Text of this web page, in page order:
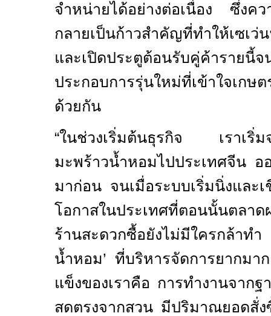
จำหน่ายได้อย่างต่อเนื่อง ซึ่งคว
กลายเป็นก้าวสำคัญที่ทำให้เซ
และเปิดประตูต้อนรับคู่ค้ารายนี้
ประกอบการรุ่นใหม่ที่เข้าใจเกษต
ด้วยกัน
“ในช่วงเริ่มต้นธุรกิจ เราเริ่ม
มะพร้าวน้ำหอมไปประเทศจีน อ
มาก่อน จนเมื่อระบบเริ่มนิ่งและ
โอกาสในประเทศที่ตอนนั้นตลา
ร้านสะดวกซื้อยังไม่มีใครกล้าท
น้ำหอม’ ที่บริหารจัดการยากมา
แข็งของเราคือ การทำงานจาก
สดตรงจากสวน มีปริมาณยอดสั่ง